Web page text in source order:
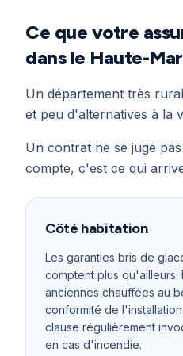
Ce que votre
dans le Haute-
Un département très
et peu d'alternatives à la
Un contrat ne se juge
compte, c'est ce qui
Côté habitation
Les garanties bris de
comptent plus qu'ailleurs.
anciennes chauffées au
conformité de
clause régulièrement
en cas d'incendie.